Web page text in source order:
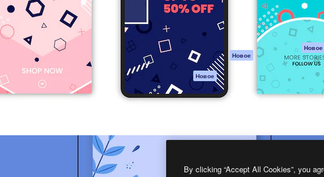
Генератор голоса
на основе ИИ
Стоковый контент
MCP для
Claude/ChatGPT
Новое
Агенты Новое
API
Magnific
положения
Политика
Оригиналы
Новое
Политика
cookie
Центр доверия
By clicking “Accept All Cookies”, you